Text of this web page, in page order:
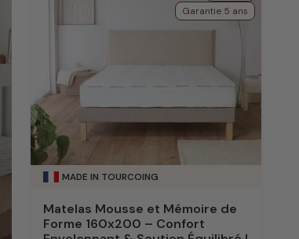
MADE IN TOURCOING
Garantie 5 ans
Matelas Mousse et Mémoire de
Forme 160x200 – Confort